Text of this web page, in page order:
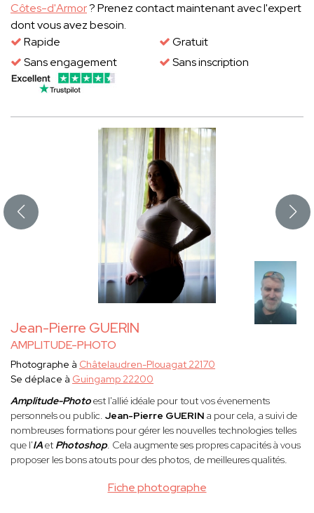
Côtes-d'Armor? Prenez contact maintenant avec l'expert
dont vous avez besoin.
Rapide
Gratuit
Sans engagement
Sans inscription
Jean-Pierre GUERIN
AMPLITUDE-PHOTO
Fiche photographe
Photographe à Châtelaudren-Plouagat 22170
Se déplace à Guingamp 22200
Amplitude-Photoest l'allié idéale pour tout vos évenements
personnels ou public. Jean-Pierre GUERIN a pour cela, a suivi de
nombreuses formations pour gérer les nouvelles technologies telles
que l'IAet Photoshop. Cela augmente ses propres capacités à vous
proposer les bons atouts pour des photos, de meilleures qualités.